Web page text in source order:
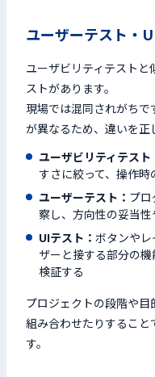
ユーザーテスト・
ユーザビリティテスト
ストがあります。
現場では混同されがちで
が異なるため、違いを正
ユーザビリティテスト
すさに絞って、操作
ユーザーテスト： プ
察し、方向性の妥当
UIテスト： ボタンや
ザーと接する部分の
検証する
プロジェクトの段階や目
組み合わせたりすること
す。